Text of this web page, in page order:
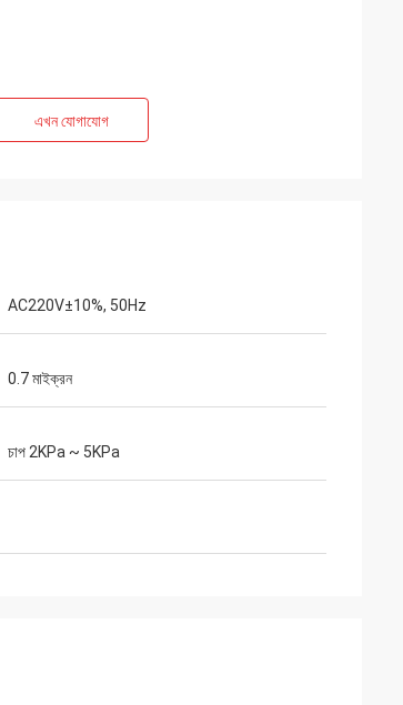
এখন যোগাযোগ
AC220V±10%, 50Hz
0.7 মাইক্রন
চাপ 2KPa ~ 5KPa